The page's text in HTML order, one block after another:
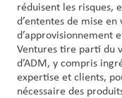
réduisent les risques,
d’ententes de mise
d’approvisionnement
Ventures tire parti du
d’ADM, y compris
expertise et clients,
nécessaire des